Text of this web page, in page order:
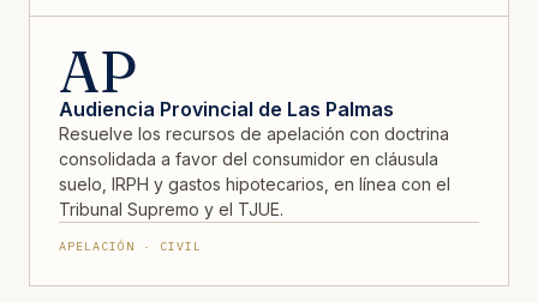
AP
Audiencia Provincial de Las Palmas
Resuelve los recursos de apelación con doctrina
consolidada a favor del consumidor en cláusula
suelo, IRPH y gastos hipotecarios, en línea con el
Tribunal Supremo y el TJUE.
APELACIÓN · CIVIL